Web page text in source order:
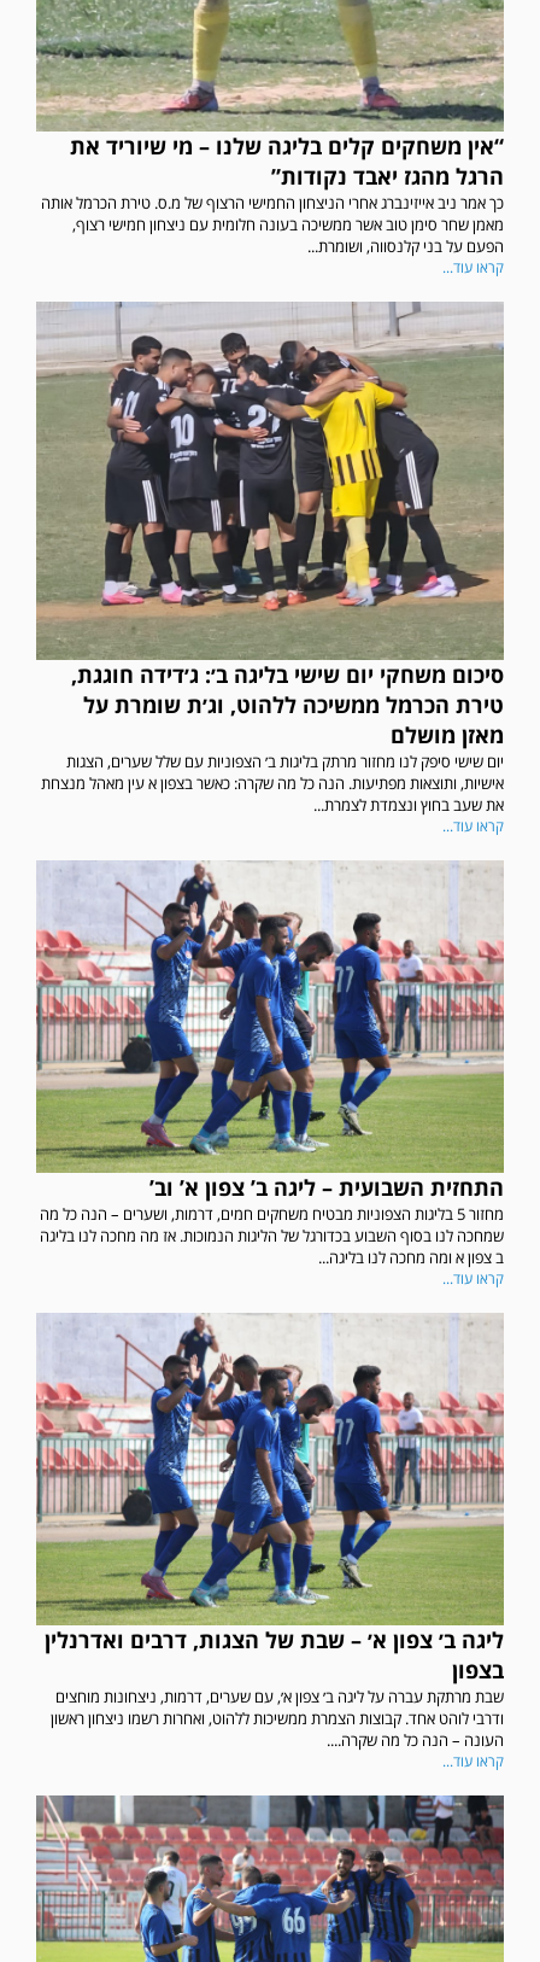
“אין משחקים קלים בליגה שלנו – מי שיוריד את
הרגל מהגז יאבד נקודות”
כך אמר ניב אייזינברג אחרי הניצחון החמישי הרצוף של מ.ס. טירת הכרמל אותה
מאמן שחר סימן טוב אשר ממשיכה בעונה חלומית עם ניצחון חמישי רצוף,
הפעם על בני קלנסווה, ושומרת...
קראו עוד...
סיכום משחקי יום שישי בליגה ב׳: ג׳דידה חוגגת,
טירת הכרמל ממשיכה ללהוט, וג׳ת שומרת על
מאזן מושלם
יום שישי סיפק לנו מחזור מרתק בליגות ב׳ הצפוניות עם שלל שערים, הצגות
אישיות, ותוצאות מפתיעות. הנה כל מה שקרה: כאשר בצפון א עין מאהל מנצחת
את שעב בחוץ ונצמדת לצמרת...
קראו עוד...
התחזית השבועית – ליגה ב’ צפון א’ וב’
מחזור 5 בליגות הצפוניות מבטיח משחקים חמים, דרמות, ושערים – הנה כל מה
שמחכה לנו בסוף השבוע בכדורגל של הליגות הנמוכות. אז מה מחכה לנו בליגה
ב צפון א ומה מחכה לנו בליגה...
קראו עוד...
ליגה ב׳ צפון א׳ – שבת של הצגות, דרבים ואדרנלין
בצפון
שבת מרתקת עברה על ליגה ב׳ צפון א׳, עם שערים, דרמות, ניצחונות מוחצים
ודרבי לוהט אחד. קבוצות הצמרת ממשיכות ללהוט, ואחרות רשמו ניצחון ראשון
העונה – הנה כל מה שקרה....
קראו עוד...